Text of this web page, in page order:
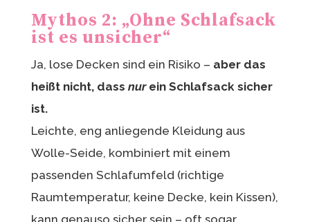
Mythos 2: „Ohne Schlafsack
ist es unsicher“
Ja, lose Decken sind ein Risiko – aber das
heißt nicht, dass nurein Schlafsack sicher
ist.
Leichte, eng anliegende Kleidung aus
Wolle-Seide, kombiniert mit einem
passenden Schlafumfeld (richtige
Raumtemperatur, keine Decke, kein Kissen),